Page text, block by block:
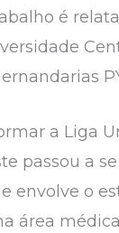
é
a Liga
passou a
envolve o
área